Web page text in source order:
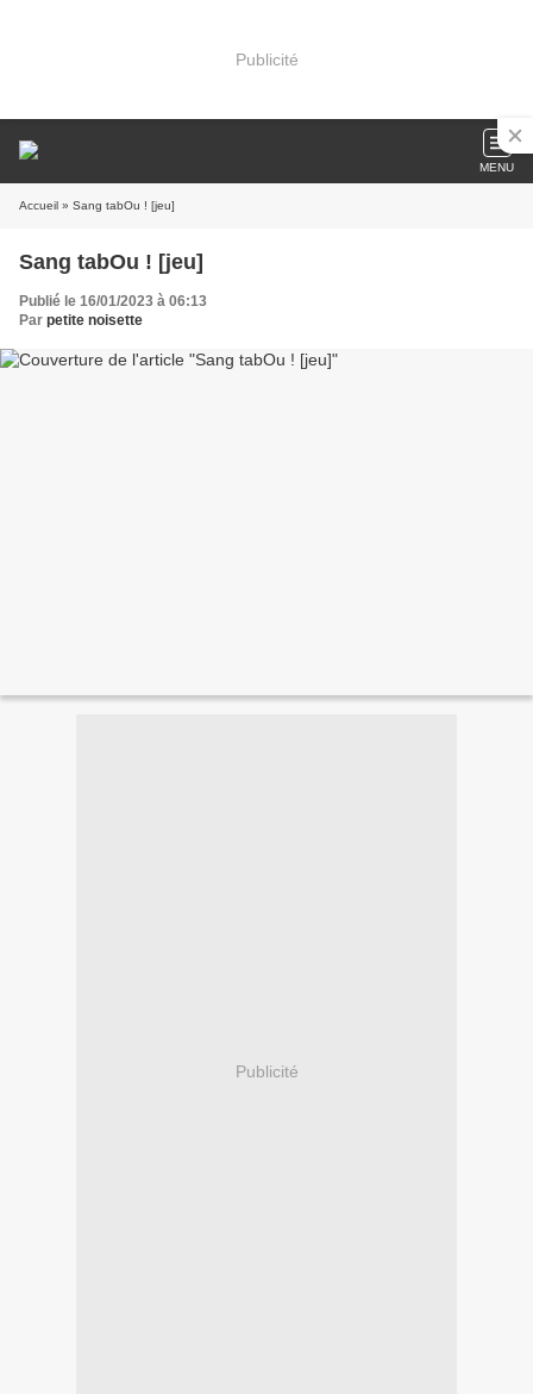
Publicité
MENU
Accueil » Sang tabOu ! [jeu]
Sang tabOu ! [jeu]
Publié le 16/01/2023 à 06:13
Par petite noisette
Publicité